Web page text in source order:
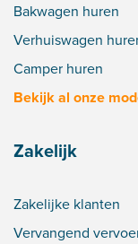
Bakwagen huren
Verhuiswagen
Camper huren
Bekijk al onze
Zakelijk
Zakelijke klanten
Vervangend